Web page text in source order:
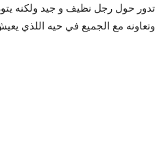
وتعاونه مع الجميع في حيه اللذي